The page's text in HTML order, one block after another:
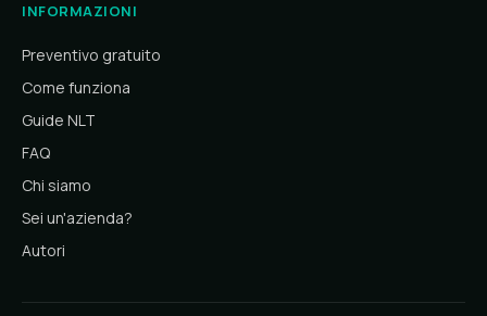
INFORMAZIONI
Preventivo gratuito
Come funziona
Guide NLT
FAQ
Chi siamo
Sei un'azienda?
Autori